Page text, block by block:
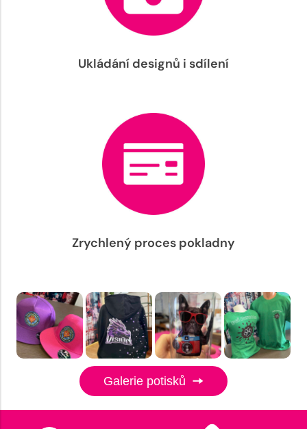
Ukládání designů i sdílení
Zrychlený proces pokladny
Galerie potisků